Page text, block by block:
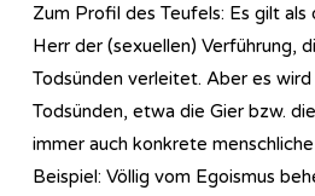
Zum Profil des Teufels: Es gilt
Herr der (sexuellen) Verführung,
Todsünden verleitet. Aber es
Todsünden, etwa die Gier bzw.
immer auch konkrete
Beispiel: Völlig vom Egoismus